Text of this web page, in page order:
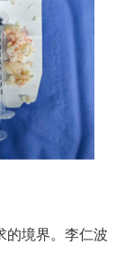
的境界。李仁波